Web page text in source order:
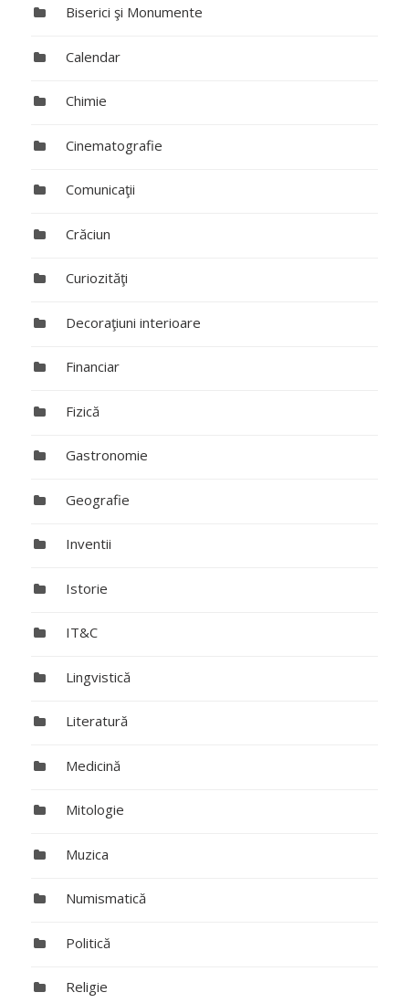
Biserici şi Monumente
Calendar
Chimie
Cinematografie
Comunicaţii
Crăciun
Curiozităţi
Decoraţiuni interioare
Financiar
Fizică
Gastronomie
Geografie
Inventii
Istorie
IT&C
Lingvistică
Literatură
Medicină
Mitologie
Muzica
Numismatică
Politică
Religie